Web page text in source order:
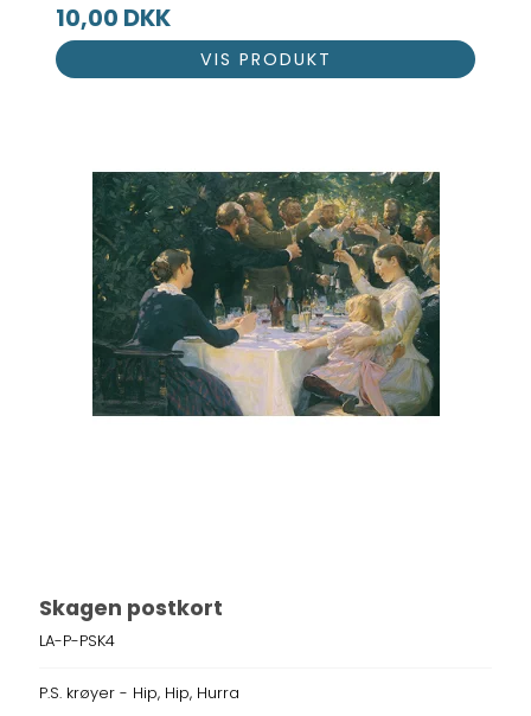
10,00 DKK
VIS PRODUKT
Skagen postkort
LA-P-PSK4
P.S. krøyer - Hip, Hip, Hurra